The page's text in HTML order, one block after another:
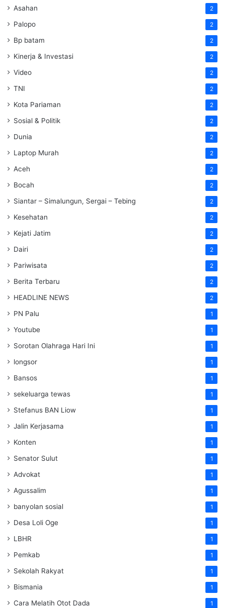
Asahan 2
Palopo 2
Bp batam 2
Kinerja & Investasi 2
Video 2
TNI 2
Kota Pariaman 2
Sosial & Politik 2
Dunia 2
Laptop Murah 2
Aceh 2
Bocah 2
Siantar – Simalungun, Sergai – Tebing 2
Kesehatan 2
Kejati Jatim 2
Dairi 2
Pariwisata 2
Berita Terbaru 2
HEADLINE NEWS 2
PN Palu 1
Youtube 1
Sorotan Olahraga Hari Ini 1
longsor 1
Bansos 1
sekeluarga tewas 1
Stefanus BAN Liow 1
Jalin Kerjasama 1
Konten 1
Senator Sulut 1
Advokat 1
Agussalim 1
banyolan sosial 1
Desa Loli Oge 1
LBHR 1
Pemkab 1
Sekolah Rakyat 1
Bismania 1
Cara Melatih Otot Dada 1